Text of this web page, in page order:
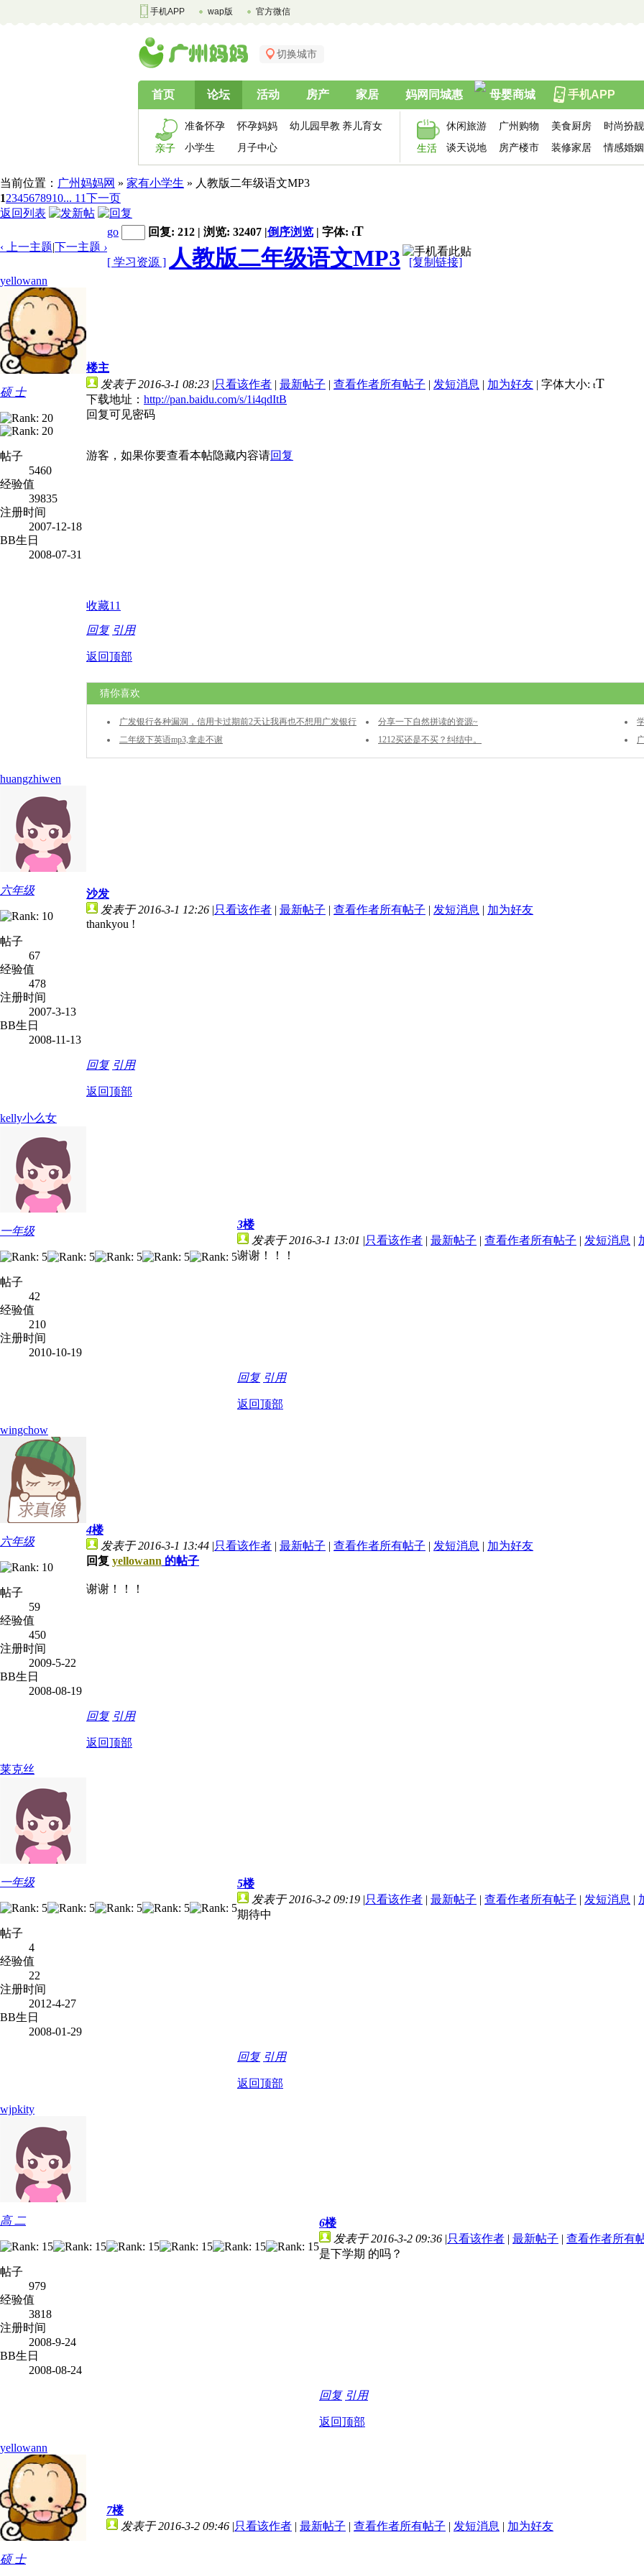
手机APP wap版 官方微信
切换城市
首页 论坛 活动 房产 家居 妈网同城惠 母婴商城 手机APP
亲子
准备怀孕 怀孕妈妈 幼儿园早教 养儿育女
小学生
月子中心 生活
休闲旅游 广州购物 美食厨房
时尚扮靓
谈天说地
房产楼市 装修家居 情感婚姻
当前位置： 广州妈妈网 » 家有小学生 » 人教版二年级语文MP3
12345678910... 11下一页
返回列表
‹ 上一主题|下一主题 ›
go 回复: 212 | 浏览: 32407 |倒序浏览 | 字体: tT
[ 学习资源 ] 人教版二年级语文MP3
[复制链接]
yellowann
硕 士
帖子
5460
经验值
39835
注册时间
2007-12-18
BB生日
2008-07-31
楼主
发表于 2016-3-1 08:23 |只看该作者 | 最新帖子 | 查看作者所有帖子 | 发短消息 | 加为好友 | 字体大小: tT
下载地址： http://pan.baidu.com/s/1i4qdItB
回复可见密码
游客，如果你要查看本帖隐藏内容请回复
收藏11
回复 引用
返回顶部
猜你喜欢
广发银行各种漏洞，信用卡过期前2天让我再也不想用广发银行
了。
分享一下自然拼读的资源~
二年级下英语mp3,拿走不谢
1212买还是不买？纠结中。
huangzhiwen
六年级
帖子
67
经验值
478
注册时间
2007-3-13
BB生日
2008-11-13
沙发
发表于 2016-3-1 12:26 |只看该作者 | 最新帖子 | 查看作者所有帖子 | 发短消息 | 加为好友
thankyou !
回复 引用
返回顶部
kelly小么女
一年级
帖子
42
经验值
210
注册时间
2010-10-19
3楼
发表于 2016-3-1 13:01 |只看该作者 | 最新帖子 | 查看作者所有帖子 | 发短消息 |
谢谢！！！
回复 引用
返回顶部
wingchow
六年级
帖子
59
经验值
450
注册时间
2009-5-22
BB生日
2008-08-19
4楼
发表于 2016-3-1 13:44 |只看该作者 | 最新帖子 | 查看作者所有帖子 | 发短消息 | 加为好友
回复 yellowann 的帖子
谢谢！！！
回复 引用
返回顶部
莱克丝
一年级
帖子
4
经验值
22
注册时间
2012-4-27
BB生日
2008-01-29
5楼
发表于 2016-3-2 09:19 |只看该作者 | 最新帖子 | 查看作者所有帖子 | 发短消息 |
期待中
回复 引用
返回顶部
wjpkity
高 二
帖子
979
经验值
3818
注册时间
2008-9-24
BB生日
2008-08-24
6楼
发表于 2016-3-2 09:36 |只看该作者 | 最新帖子 | 查看作者所有
是下学期 的吗？
回复 引用
返回顶部
yellowann
硕 士
7楼
发表于 2016-3-2 09:46 |只看该作者 | 最新帖子 | 查看作者所有帖子 | 发短消息 | 加为好友